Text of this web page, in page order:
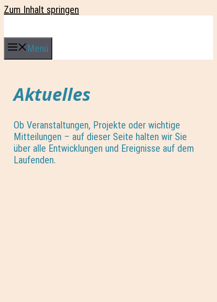
Zum Inhalt springen
Menü
Aktuelles
Ob Veranstaltungen, Projekte oder wichtige
Mitteilungen – auf dieser Seite halten wir Sie
über alle Entwicklungen und Ereignisse auf dem
Laufenden.